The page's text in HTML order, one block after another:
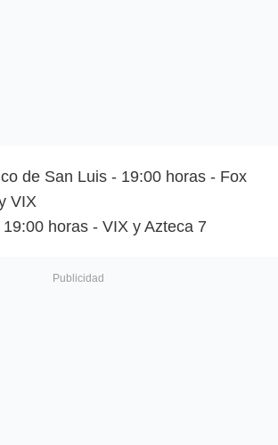
de San Luis - 19:00 horas - Fox
VIX
horas - VIX y Azteca 7